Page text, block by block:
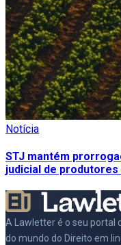
Notícia
STJ mantém
judicial de
A Lawletter é o seu portal
do mundo do Direito em